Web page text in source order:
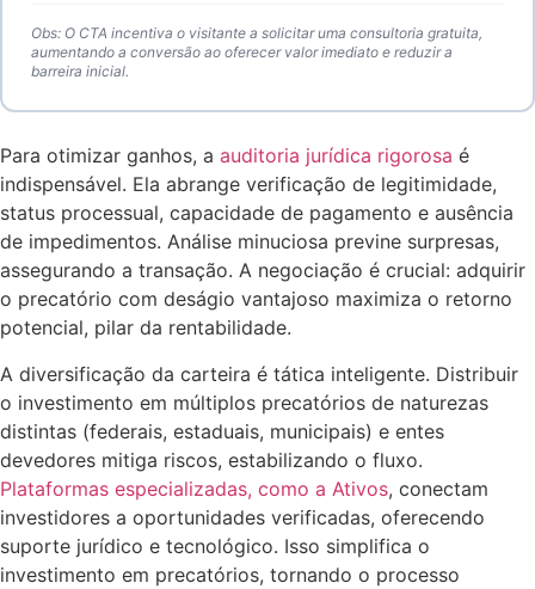
Obs: O CTA incentiva o visitante a solicitar uma consultoria gratuita,
aumentando a conversão ao oferecer valor imediato e reduzir a
barreira inicial.
Para otimizar ganhos, a auditoria jurídica rigorosa é
indispensável. Ela abrange verificação de legitimidade,
status processual, capacidade de pagamento e ausência
de impedimentos. Análise minuciosa previne surpresas,
assegurando a transação. A negociação é crucial: adquirir
o precatório com deságio vantajoso maximiza o retorno
potencial, pilar da rentabilidade.
A diversificação da carteira é tática inteligente. Distribuir
o investimento em múltiplos precatórios de naturezas
distintas (federais, estaduais, municipais) e entes
devedores mitiga riscos, estabilizando o fluxo.
Plataformas especializadas, como a Ativos, conectam
investidores a oportunidades verificadas, oferecendo
suporte jurídico e tecnológico. Isso simplifica o
investimento em precatórios, tornando o processo